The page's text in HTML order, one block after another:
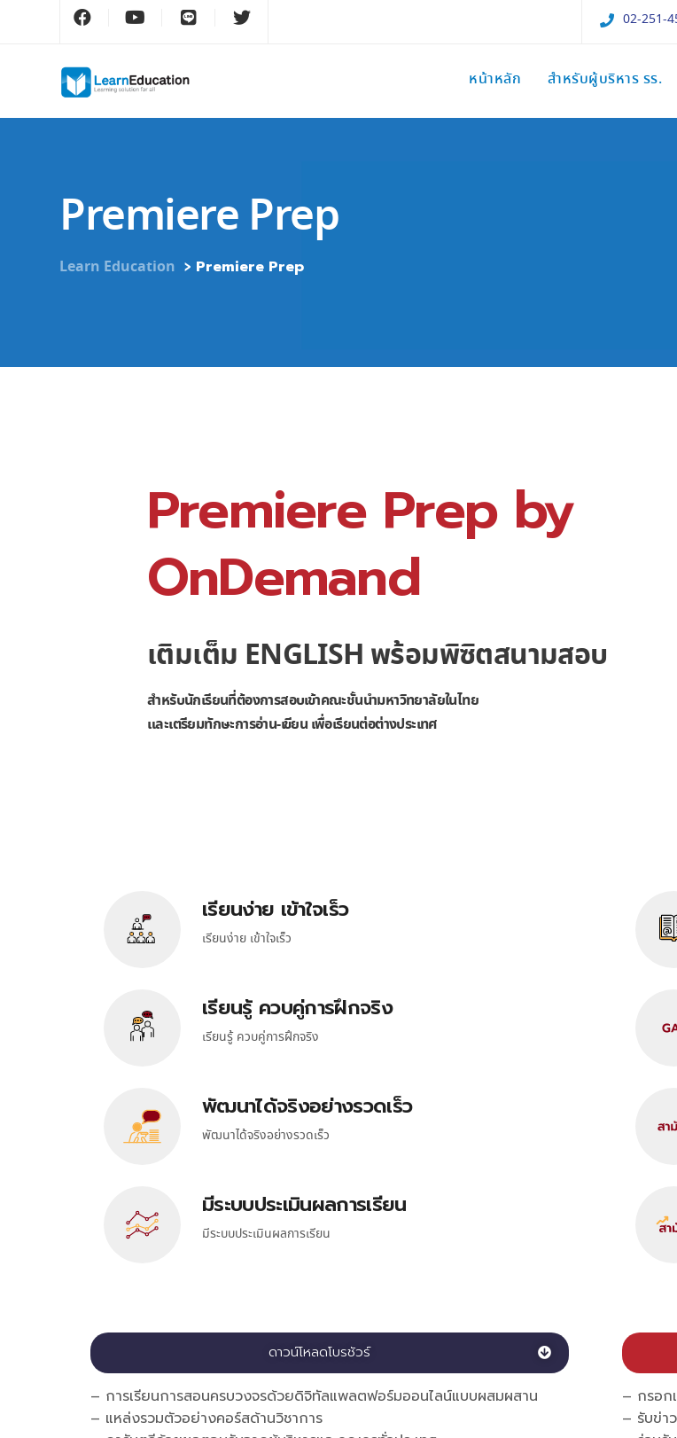
02-251-
หน้าหลัก สำหรับผู้บริหาร รร.
Premiere Prep
Learn Education > Premiere Prep
Premiere Prep by
OnDemand
เติมเต็ม ENGLISH พร้อมพิซิตสนามสอบ
สําหรับนักเรียนที่ต้องการสอบเข้าคณะชั้นนํามหาวิทยาลัยในไทย
และเตรียมทักษะการอ่าน-เขียน เพื่อเรียนต่อต่างประเทศ
เรียนง่าย เข้าใจเร็ว
เรียนง่าย เข้าใจเร็ว
เรียนรู้ ควบคู่การฝึกจริง
เรียนรู้ ควบคู่การฝึกจริง
พัฒนาได้จริงอย่างรวดเร็ว
พัฒนาได้จริงอย่างรวดเร็ว
มีระบบประเมินผลการเรียน
มีระบบประเมินผลการเรียน
ดาวน์โหลดโบรชัวร์
– การเรียนการสอนครบวงจรด้วยดิจิทัลแพลตฟอร์มออนไลน์แบบผสมผสาน
– แหล่งรวมตัวอย่างคอร์สด้านวิชาการ
– กรอก
– รับข่า